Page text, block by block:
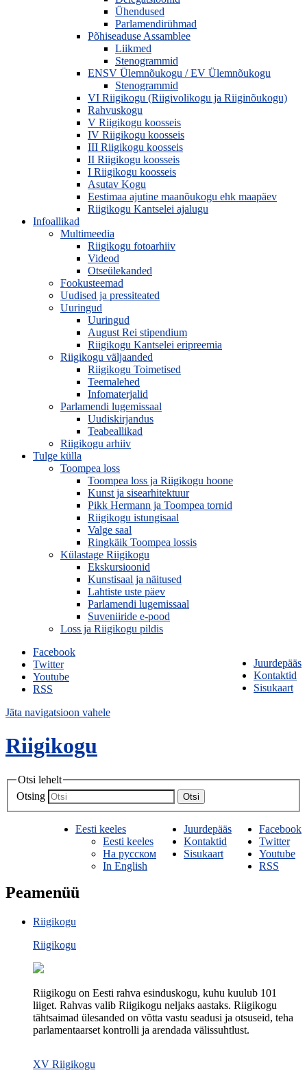
Ühendused
Parlamendirühmad
Põhiseaduse Assamblee
Liikmed
Stenogrammid
ENSV Ülemnõukogu / EV Ülemnõukogu
Stenogrammid
VI Riigikogu (Riigivolikogu ja Riiginõukogu)
Rahvuskogu
V Riigikogu koosseis
IV Riigikogu koosseis
III Riigikogu koosseis
II Riigikogu koosseis
I Riigikogu koosseis
Asutav Kogu
Eestimaa ajutine maanõukogu ehk maapäev
Riigikogu Kantselei ajalugu
Infoallikad
Multimeedia
Riigikogu fotoarhiiv
Videod
Otseülekanded
Fookusteemad
Uudised ja pressiteated
Uuringud
Uuringud
August Rei stipendium
Riigikogu Kantselei eripreemia
Riigikogu väljaanded
Riigikogu Toimetised
Teemalehed
Infomaterjalid
Parlamendi lugemissaal
Uudiskirjandus
Teabeallikad
Riigikogu arhiiv
Tulge külla
Toompea loss
Toompea loss ja Riigikogu hoone
Kunst ja sisearhitektuur
Pikk Hermann ja Toompea tornid
Riigikogu istungisaal
Valge saal
Ringkäik Toompea lossis
Külastage Riigikogu
Ekskursioonid
Kunstisaal ja näitused
Lahtiste uste päev
Parlamendi lugemissaal
Suveniiride e-pood
Loss ja Riigikogu pildis
Juurdepääs
Kontaktid
Sisukaart
Facebook
Twitter
Youtube
RSS
Jäta navigatsioon vahele
Riigikogu
Otsi lehelt
Otsing
Otsi
Facebook
Twitter
Youtube
RSS
Juurdepääs
Kontaktid
Sisukaart
Eesti keeles
Eesti keeles
На русском
In English
Peamenüü
Riigikogu
Riigikogu
Riigikogu on Eesti rahva esinduskogu, kuhu kuulub 101
liiget. Rahvas valib Riigikogu neljaks aastaks. Riigikogu
tähtsaimad ülesanded on võtta vastu seadusi ja otsuseid, teha
parlamentaarset kontrolli ja arendada välissuhtlust.
XV Riigikogu